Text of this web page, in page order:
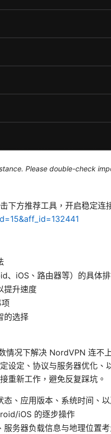
Please double-check
下方推荐工具，开启稳定连
、iOS、路由器等）的具体
提升速度
的选择
况下解决 NordVPN 连不
设定、协议与服务器优化、
重新工作，避免反复踩坑。
、应用版本、系统时间、
iOS 的逐步操作
务器负载信息与地理位置